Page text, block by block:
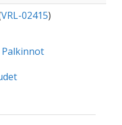
VRL-02415)
Palkinnot